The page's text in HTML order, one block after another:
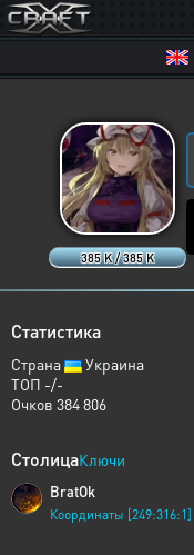
385 K / 385 K
Статистика
Страна
Украина
ТОП -/-
Очков 384 806
СтолицаКлючи
BratOk
Координаты [249:316:1]